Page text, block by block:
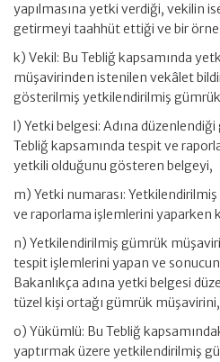
yapılmasına yetki verdiği, vekilin
getirmeyi taahhüt ettiği ve bir
k) Vekil: Bu Tebliğ kapsamında
müşavirinden istenilen vekâlet
gösterilmiş yetkilendirilmiş
l) Yetki belgesi: Adına
Tebliğ kapsamında tespit ve
yetkili olduğunu gösteren belgeyi,
m) Yetki numarası:
ve raporlama işlemlerini yaparken
n) Yetkilendirilmiş gümrük
tespit işlemlerini yapan ve
Bakanlıkça adına yetki belgesi
tüzel kişi ortağı gümrük müşavirini,
o) Yükümlü: Bu Tebliğ
yaptırmak üzere yetkilendirilmiş